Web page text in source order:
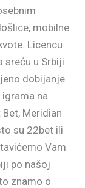
mobilne
Licencu
sreću u Srbiji
dobijanje
na
Meridian
su 22bet ili
Vam
po našoj
znamo o